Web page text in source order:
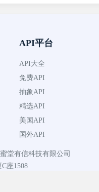
API平台
API大全
免费API
抽象API
精选API
美国API
国外API
堂有信科技有限公司
座1508